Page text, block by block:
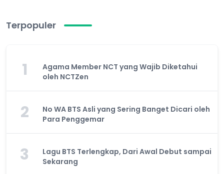
Terpopuler
1
Agama Member NCT yang Wajib Diketahui
oleh NCTZen
2
No WA BTS Asli yang Sering Banget Dicari oleh
Para Penggemar
3
Lagu BTS Terlengkap, Dari Awal Debut sampai
Sekarang